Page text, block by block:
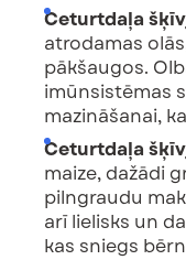
Ceturtdaļa
atrodamas
pākšaugos.
imūnsistēmas
mazināšanai,
Ceturtdaļa
maize, dažādi
pilngraudu
arī lielisks un
kas sniegs